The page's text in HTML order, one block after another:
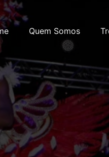
Quem Somos